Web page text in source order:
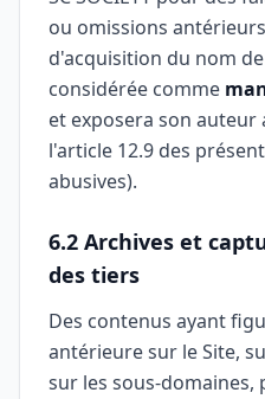
ou omissions
d'acquisition du nom
considérée comme
et exposera son auteur
l'article 12.9 des
abusives).
6.2 Archives et
des tiers
Des contenus ayant
antérieure sur le Site,
sur les sous-domaines,